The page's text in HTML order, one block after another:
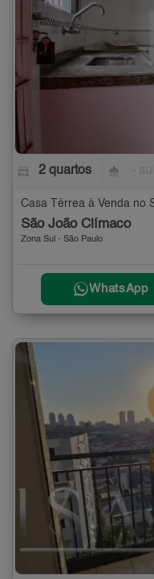
2 quartos
Casa Térrea à Venda no
São João Clímaco
Zona Sul - São Paulo
WhatsApp